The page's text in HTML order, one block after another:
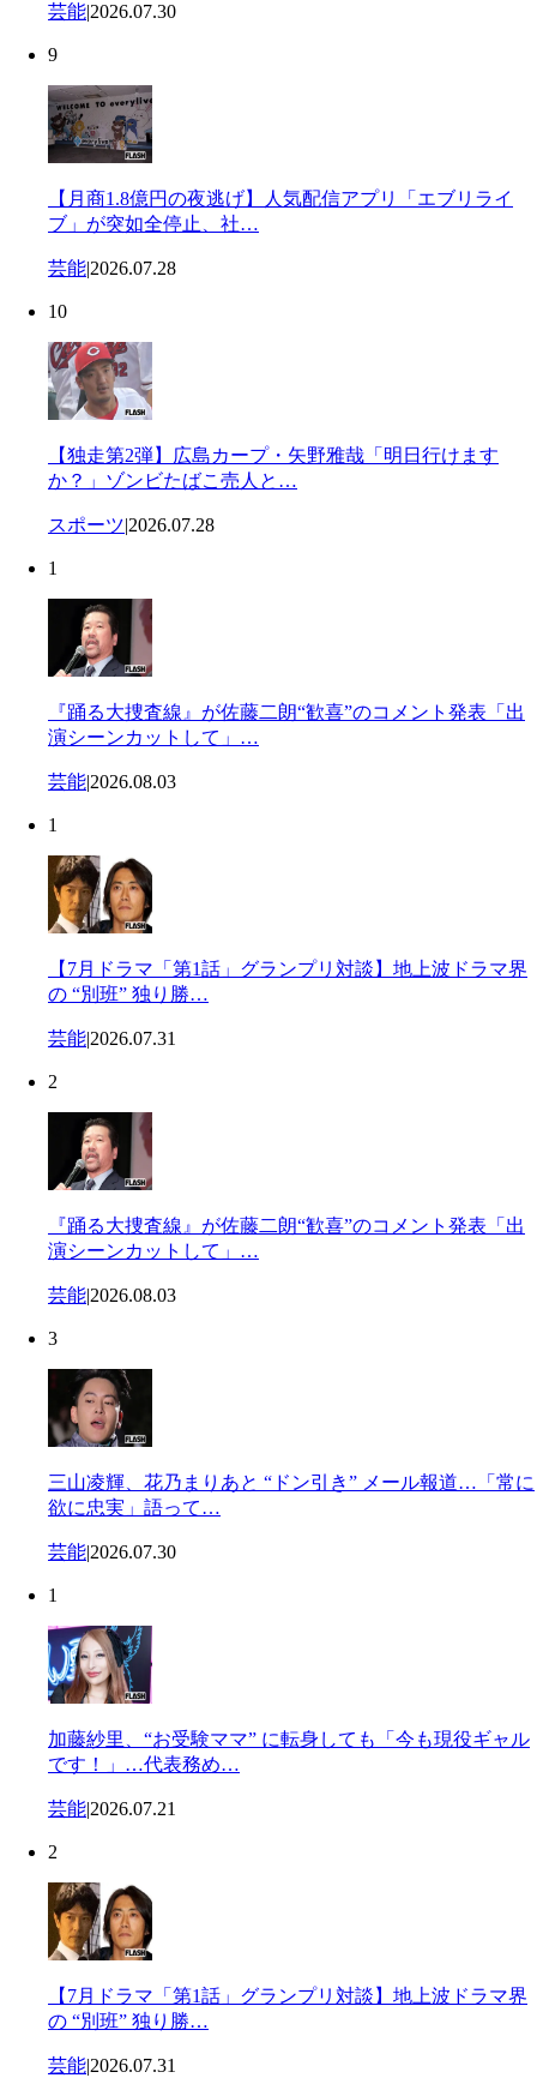
芸能|2026.07.30
9
【月商1.8億円の夜逃げ】人気配信アプリ「エブリライ
ブ」が突如全停止、社…
芸能|2026.07.28
10
【独走第2弾】広島カープ・矢野雅哉「明日行けます
か？」ゾンビたばこ売人と…
スポーツ|2026.07.28
1
『踊る大捜査線』が佐藤二朗“歓喜”のコメント発表「出
演シーンカットして」…
芸能|2026.08.03
1
【7月ドラマ「第1話」グランプリ対談】地上波ドラマ界
の “別班” 独り勝…
芸能|2026.07.31
2
『踊る大捜査線』が佐藤二朗“歓喜”のコメント発表「出
演シーンカットして」…
芸能|2026.08.03
3
三山凌輝、花乃まりあと “ドン引き” メール報道…「常に
欲に忠実」語って…
芸能|2026.07.30
1
加藤紗里、“お受験ママ” に転身しても「今も現役ギャル
です！」…代表務め…
芸能|2026.07.21
2
【7月ドラマ「第1話」グランプリ対談】地上波ドラマ界
の “別班” 独り勝…
芸能|2026.07.31